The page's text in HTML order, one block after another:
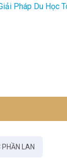
Pháp Du Học
PHẦN LAN